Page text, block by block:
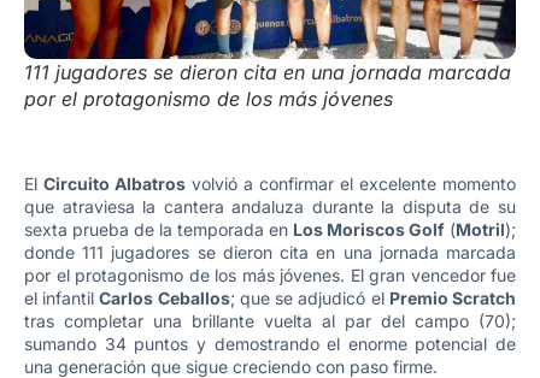
111 jugadores se dieron cita en una jornada marcada
por el protagonismo de los más jóvenes
El Circuito Albatros volvió a confirmar el excelente momento
que atraviesa la cantera andaluza durante la disputa de su
sexta prueba de la temporada en Los Moriscos Golf (Motril);
donde 111 jugadores se dieron cita en una jornada marcada
por el protagonismo de los más jóvenes. El gran vencedor fue
el infantilCarlos Ceballos; que se adjudicó el Premio Scratch
tras completar una brillante vuelta al par del campo (70);
sumando 34 puntos y demostrando el enorme potencial de
una generación que sigue creciendo con paso firme.